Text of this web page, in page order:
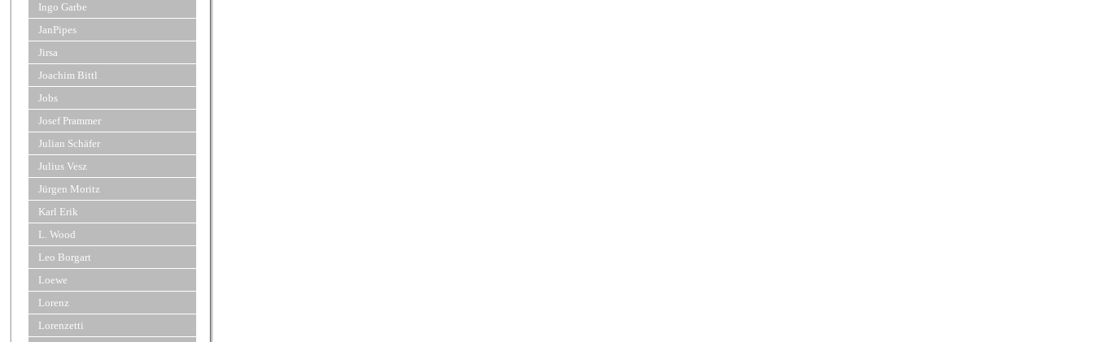
Ingo Garbe
JanPipes
Jirsa
Joachim Bittl
Jobs
Josef Prammer
Julian Schäfer
Julius Vesz
Jürgen Moritz
Karl Erik
L. Wood
Leo Borgart
Loewe
Lorenz
Lorenzetti